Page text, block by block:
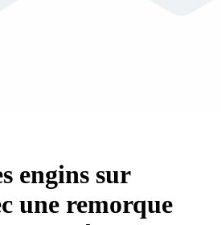
engins sur
une remorque